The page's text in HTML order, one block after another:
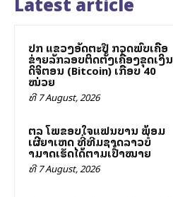
ປກສ ແຂວງອັດຕະປື ກວດພົບເຄືອ
ຂ່າຍລັກລອບຕິດຕັ້ງເຄື່ອງຂຸດເງິນ
ດິຈິຕອນ (Bitcoin) ເກືອບ 40
ໝ່ວຍ
ທີ 7 August, 2026
ສຕລ ໂພສຂອບໃຈແຟນບານ ພ້ອມ
ເຜີຍສາເຫດ ທີ່ທີມຊາດລາວບໍ່
ສາມາດເຮັດໄດ້ຕາມເປົ້າໝາຍ
ທີ 7 August, 2026